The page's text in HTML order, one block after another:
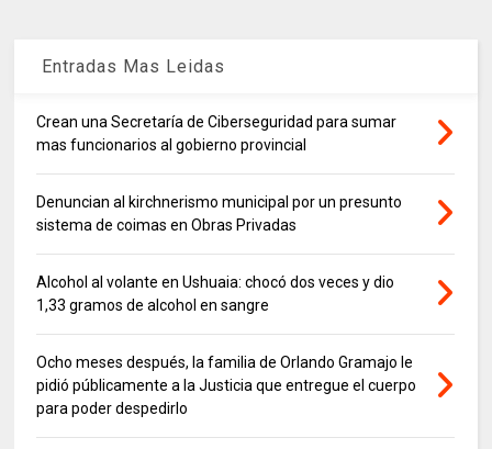
Entradas Mas Leidas
Crean una Secretaría de Ciberseguridad para sumar
mas funcionarios al gobierno provincial
Denuncian al kirchnerismo municipal por un presunto
sistema de coimas en Obras Privadas
Alcohol al volante en Ushuaia: chocó dos veces y dio
1,33 gramos de alcohol en sangre
Ocho meses después, la familia de Orlando Gramajo le
pidió públicamente a la Justicia que entregue el cuerpo
para poder despedirlo